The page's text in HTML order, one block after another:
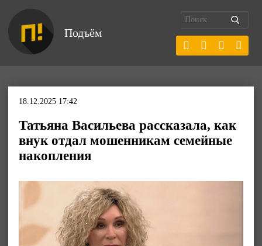
Подъём
18.12.2025 17:42
Татьяна Васильева рассказала, как
внук отдал мошенникам семейные
накопления